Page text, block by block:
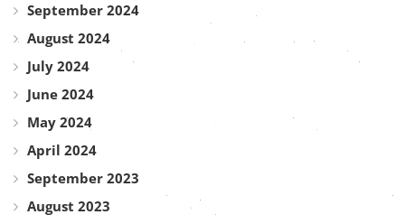
September 2024
August 2024
July 2024
June 2024
May 2024
April 2024
September 2023
August 2023